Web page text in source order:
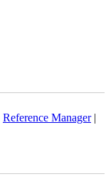
Reference Manager|